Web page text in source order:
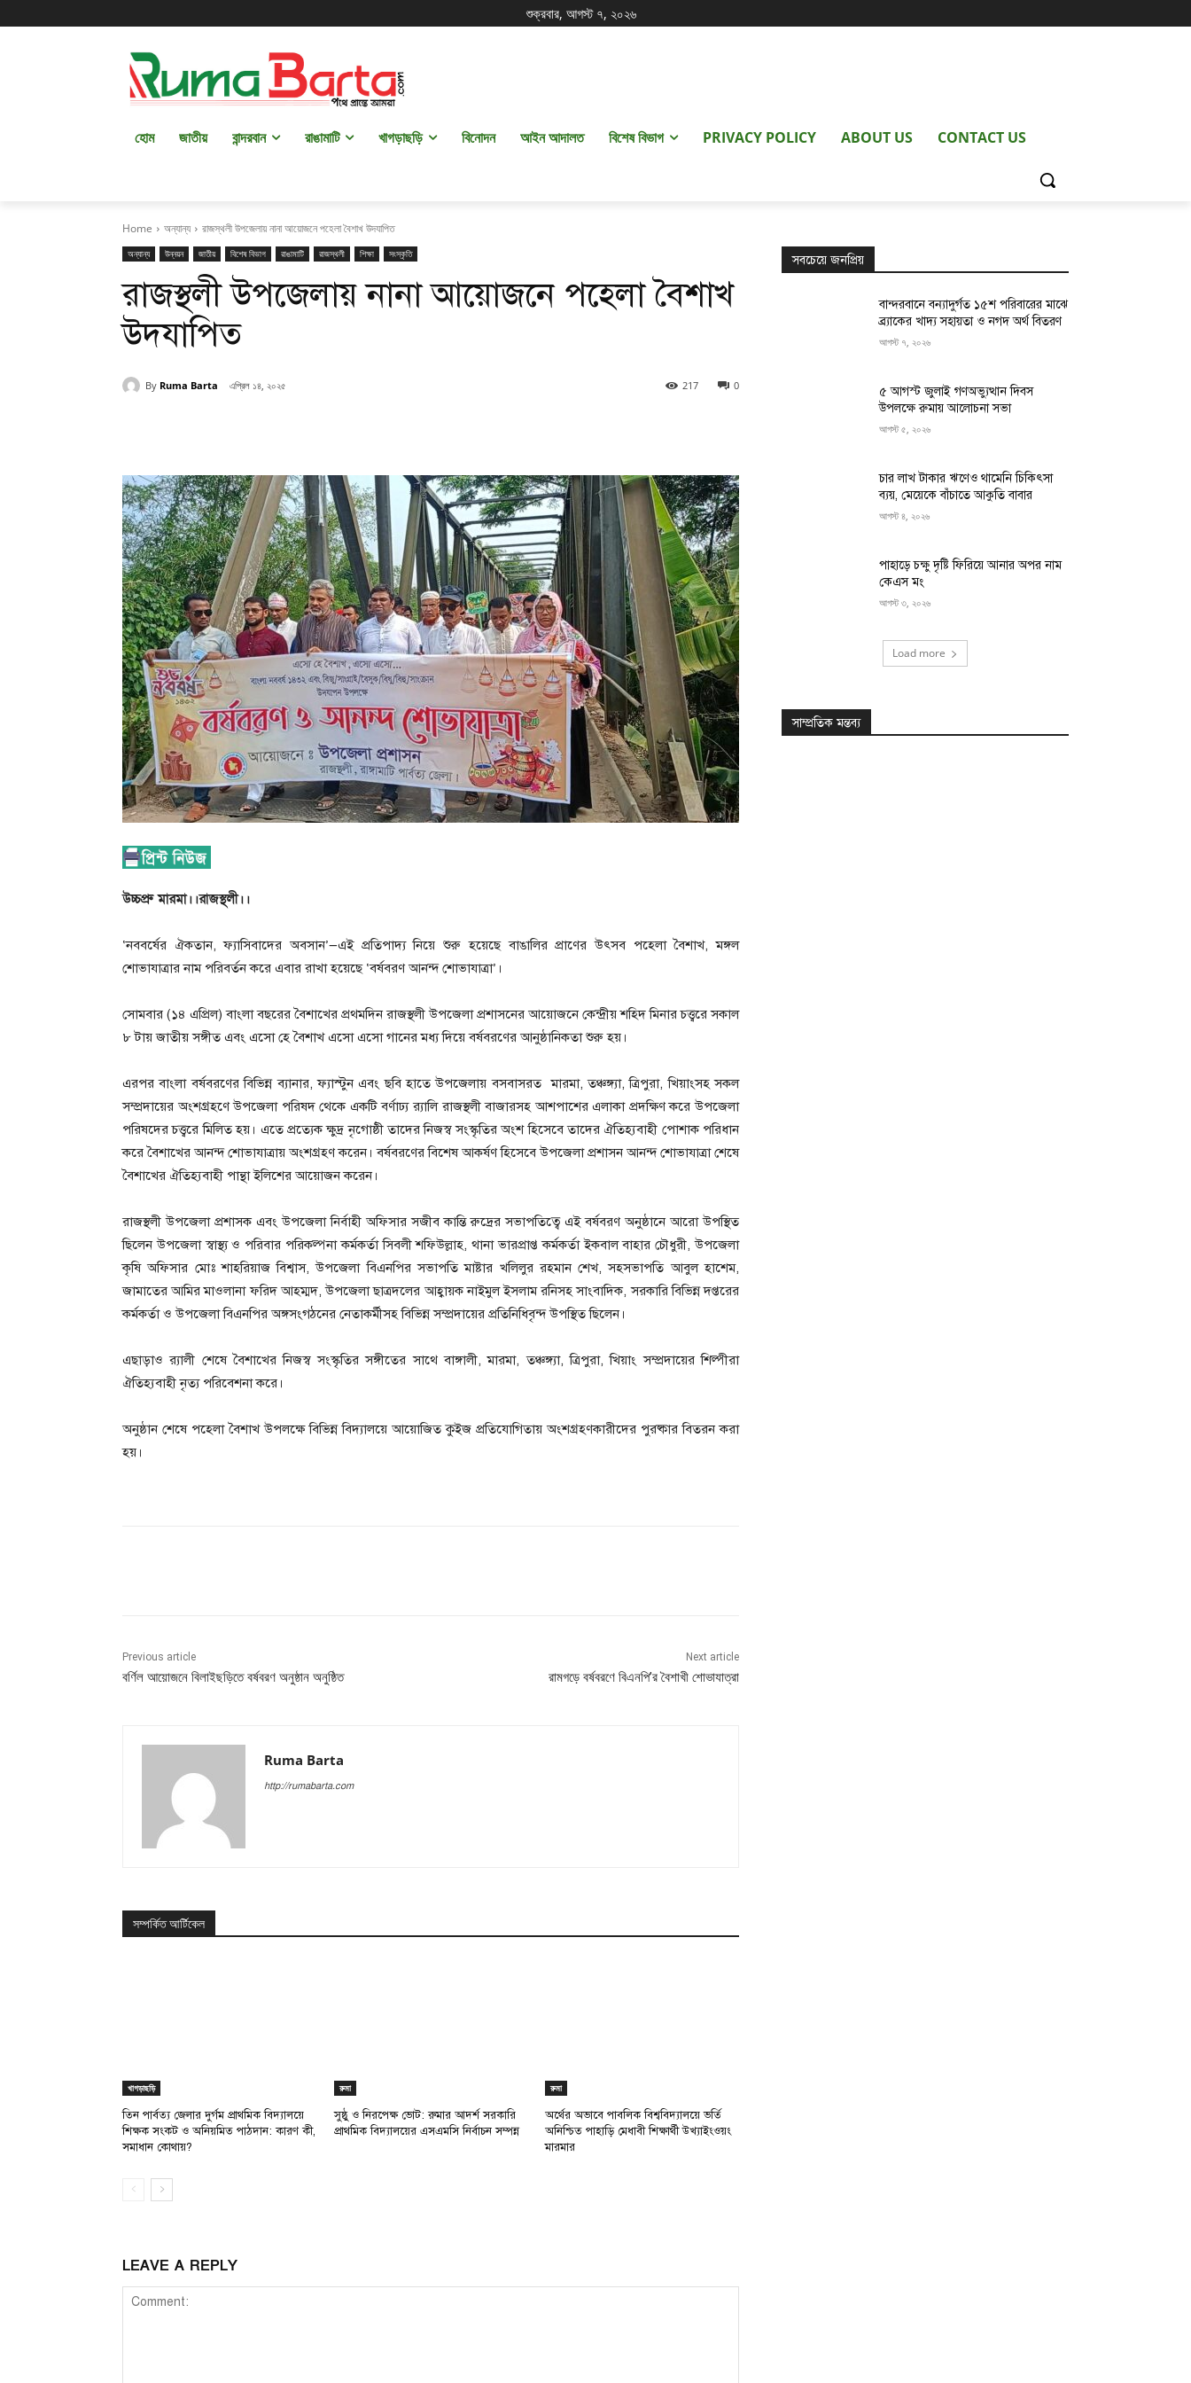
শুক্রবার, আগস্ট ৭, ২০২৬
হোম জাতীয় বান্দরবান রাঙামাটি খাগড়াছড়ি বিনোদন আইন আদালত বিশেষ বিভাগ PRIVACY POLICY ABOUT US CONTACT US
Home অন্যান্য রাজস্থলী উপজেলায় নানা আয়োজনে পহেলা বৈশাখ উদযাপিত
অন্যান্য উন্নয়ন জাতীয় বিশেষ বিভাগ রাঙামাটি রাজস্থলী শিক্ষা সংস্কৃতি
রাজস্থলী উপজেলায় নানা আয়োজনে পহেলা বৈশাখ
উদযাপিত
By Ruma Barta এপ্রিল ১৪, ২০২৫ 0
217
উচ্চপ্রু মারমা।।রাজস্থলী।।
‘নববর্ষের ঐকতান, ফ্যাসিবাদের অবসান’—এই প্রতিপাদ্য নিয়ে শুরু হয়েছে বাঙালির প্রাণের উৎসব পহেলা বৈশাখ, মঙ্গল
শোভাযাত্রার নাম পরিবর্তন করে এবার রাখা হয়েছে ‘বর্ষবরণ আনন্দ শোভাযাত্রা’।
সোমবার (১৪ এপ্রিল) বাংলা বছরের বৈশাখের প্রথমদিন রাজস্থলী উপজেলা প্রশাসনের আয়োজনে কেন্দ্রীয় শহিদ মিনার চত্ত্বরে সকাল
৮ টায় জাতীয় সঙ্গীত এবং এসো হে বৈশাখ এসো এসো গানের মধ্য দিয়ে বর্ষবরণের আনুষ্ঠানিকতা শুরু হয়।
এরপর বাংলা বর্ষবরণের বিভিন্ন ব্যানার, ফ্যাস্টুন এবং ছবি হাতে উপজেলায় বসবাসরত মারমা, তঞ্চঙ্গ্যা, ত্রিপুরা, খিয়াংসহ সকল
সম্প্রদায়ের অংশগ্রহণে উপজেলা পরিষদ থেকে একটি বর্ণাঢ্য র‍্যালি রাজস্থলী বাজারসহ আশপাশের এলাকা প্রদক্ষিণ করে উপজেলা
পরিষদের চত্ত্বরে মিলিত হয়। এতে প্রত্যেক ক্ষুদ্র নৃগোষ্ঠী তাদের নিজস্ব সংস্কৃতির অংশ হিসেবে তাদের ঐতিহ্যবাহী পোশাক পরিধান
করে বৈশাখের আনন্দ শোভাযাত্রায় অংশগ্রহণ করেন। বর্ষবরণের বিশেষ আকর্ষণ হিসেবে উপজেলা প্রশাসন আনন্দ শোভাযাত্রা শেষে
বৈশাখের ঐতিহ্যবাহী পান্থা ইলিশের আয়োজন করেন।
রাজস্থলী উপজেলা প্রশাসক এবং উপজেলা নির্বাহী অফিসার সজীব কান্তি রুদ্রের সভাপতিত্বে এই বর্ষবরণ অনুষ্ঠানে আরো উপস্থিত
ছিলেন উপজেলা স্বাস্থ্য ও পরিবার পরিকল্পনা কর্মকর্তা সিবলী শফিউল্লাহ, থানা ভারপ্রাপ্ত কর্মকর্তা ইকবাল বাহার চৌধুরী, উপজেলা
কৃষি অফিসার মোঃ শাহরিয়াজ বিশ্বাস, উপজেলা বিএনপির সভাপতি মাষ্টার খলিলুর রহমান শেখ, সহসভাপতি আবুল হাশেম,
জামাতের আমির মাওলানা ফরিদ আহম্মদ, উপজেলা ছাত্রদলের আহ্বায়ক নাইমুল ইসলাম রনিসহ সাংবাদিক, সরকারি বিভিন্ন দপ্তরের
কর্মকর্তা ও উপজেলা বিএনপির অঙ্গসংগঠনের নেতাকর্মীসহ বিভিন্ন সম্প্রদায়ের প্রতিনিধিবৃন্দ উপস্থিত ছিলেন।
এছাড়াও র‍্যালী শেষে বৈশাখের নিজস্ব সংস্কৃতির সঙ্গীতের সাথে বাঙ্গালী, মারমা, তঞ্চঙ্গ্যা, ত্রিপুরা, খিয়াং সম্প্রদায়ের শিল্পীরা
ঐতিহ্যবাহী নৃত্য পরিবেশনা করে।
অনুষ্ঠান শেষে পহেলা বৈশাখ উপলক্ষে বিভিন্ন বিদ্যালয়ে আয়োজিত কুইজ প্রতিযোগিতায় অংশগ্রহণকারীদের পুরষ্কার বিতরন করা
হয়।
Previous article
বর্ণিল আয়োজনে বিলাইছড়িতে বর্ষবরণ অনুষ্ঠান অনুষ্ঠিত
Next article
রামগড়ে বর্ষবরণে বিএনপি’র বৈশাখী শোভাযাত্রা
Ruma Barta
http://rumabarta.com
সম্পর্কিত আর্টিকেল
খাগড়াছড়ি
তিন পার্বত্য জেলার দুর্গম প্রাথমিক বিদ্যালয়ে
শিক্ষক সংকট ও অনিয়মিত পাঠদান: কারণ কী,
সমাধান কোথায়?
রুমা
সুষ্ঠু ও নিরপেক্ষ ভোট: রুমার আদর্শ সরকারি
প্রাথমিক বিদ্যালয়ের এসএমসি নির্বাচন সম্পন্ন
রুমা
অর্থের অভাবে পাবলিক বিশ্ববিদ্যালয়ে ভর্তি
অনিশ্চিত পাহাড়ি মেধাবী শিক্ষার্থী উখ্যাইংওয়ং
মারমার
LEAVE A REPLY
সবচেয়ে জনপ্রিয়
বান্দরবানে বন্যাদুর্গত ১৫শ পরিবারের মাঝে
ব্র্যাকের খাদ্য সহায়তা ও নগদ অর্থ বিতরণ
আগস্ট ৭, ২০২৬
৫ আগস্ট জুলাই গণঅভ্যুত্থান দিবস
উপলক্ষে রুমায় আলোচনা সভা
আগস্ট ৫, ২০২৬
চার লাখ টাকার ঋণেও থামেনি চিকিৎসা
ব্যয়, মেয়েকে বাঁচাতে আকুতি বাবার
আগস্ট ৪, ২০২৬
পাহাড়ে চক্ষু দৃষ্টি ফিরিয়ে আনার অপর নাম
কেএস মং
আগস্ট ৩, ২০২৬
Load more
সাম্প্রতিক মন্তব্য